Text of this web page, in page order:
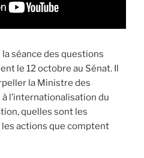
séance des questions
le 12 octobre au Sénat. Il
la Ministre des
l’internationalisation du
quelles sont les
actions que comptent